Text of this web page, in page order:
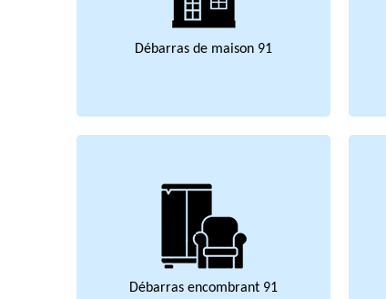
Débarras de maison 91
Débarras encombrant 91